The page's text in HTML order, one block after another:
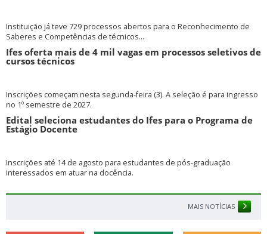
Instituição já teve 729 processos abertos para o Reconhecimento de
Saberes e Competências de técnicos...
Ifes oferta mais de 4 mil vagas em processos seletivos de
cursos técnicos
Inscrições começam nesta segunda-feira (3). A seleção é para ingresso
no 1º semestre de 2027.
Edital seleciona estudantes do Ifes para o Programa de
Estágio Docente
Inscrições até 14 de agosto para estudantes de pós-graduação
interessados em atuar na docência.
MAIS NOTÍCIAS